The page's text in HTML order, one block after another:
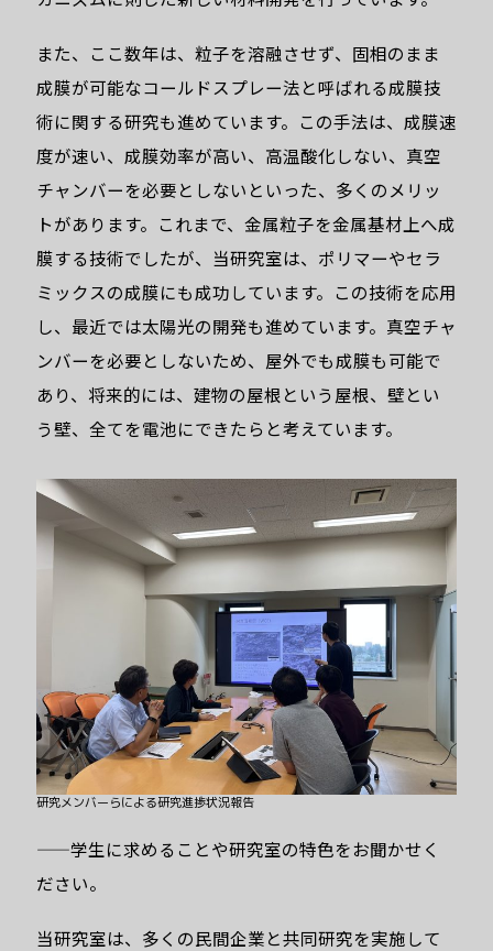
また、ここ数年は、粒子を溶融させず、固相のまま
成膜が可能なコールドスプレー法と呼ばれる成膜技
術に関する研究も進めています。この手法は、成膜速
度が速い、成膜効率が高い、高温酸化しない、真空
チャンバーを必要としないといった、多くのメリッ
トがあります。これまで、金属粒子を金属基材上へ成
膜する技術でしたが、当研究室は、ポリマーやセラ
ミックスの成膜にも成功しています。この技術を応用
し、最近では太陽光の開発も進めています。真空チャ
ンバーを必要としないため、屋外でも成膜も可能で
あり、将来的には、建物の屋根という屋根、壁とい
う壁、全てを電池にできたらと考えています。
研究メンバーらによる研究進捗状況報告
——学生に求めることや研究室の特色をお聞かせく
ださい。
当研究室は、多くの民間企業と共同研究を実施して
ABOUT
ViEWiとは？
ミライをつくる、
わたしの“視点”
部機械知能・航空工学科の「人」にフォ
ーカスした情報を発信するウェブマガジ
ンサイトです。研究者の視点や物事の考
え方、研究内容を発信したり、卒業生や
在学生の現在の取り組みや今後の展望な
どを発信していきます。